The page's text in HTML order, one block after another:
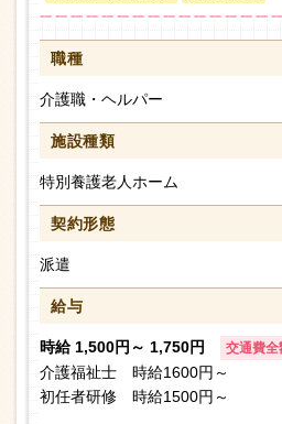
職種
介護職・ヘルパー
施設種類
特別養護老人ホーム
契約形態
派遣
給与
時給 1,500円～ 1,750円 交通費全
介護福祉士 時給1600円～
初任者研修 時給1500円～